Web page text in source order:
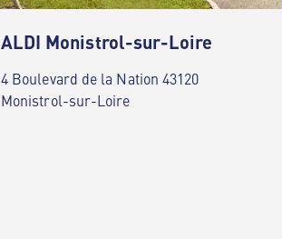
ALDI Monistrol-sur-Loire
4 Boulevard de la Nation 43120
Monistrol-sur-Loire